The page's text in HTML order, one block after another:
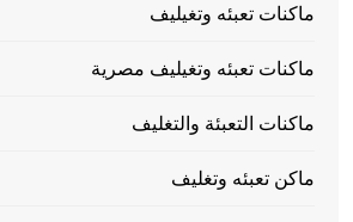
ماكنات تعبئه وتغيليف
ماكنات تعبئه وتغيليف مصرية
ماكنات التعبئة والتغليف
ماكن تعبئه وتغليف